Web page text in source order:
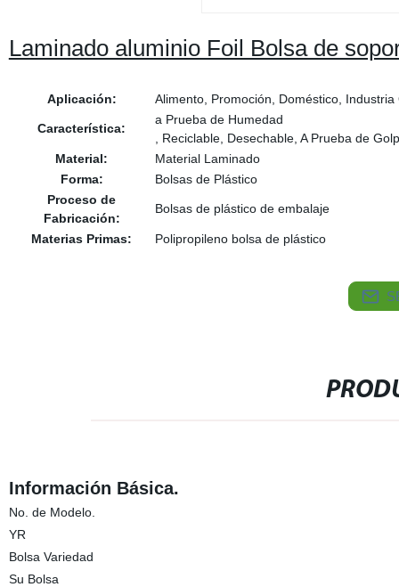
Laminado aluminio Foil Bolsa de
Aplicación: Alimento, Promoción, Doméstico,
Característica:
a Prueba de Humedad
, Reciclable, Desechable, A Prueba de
Material:
Material Laminado
Forma:
Bolsas de Plástico
Proceso de
Fabricación:
Bolsas de plástico de embalaje
Materias Primas: Polipropileno bolsa de plástico
Información Básica.
No. de Modelo.
YR
Bolsa Variedad
Su Bolsa